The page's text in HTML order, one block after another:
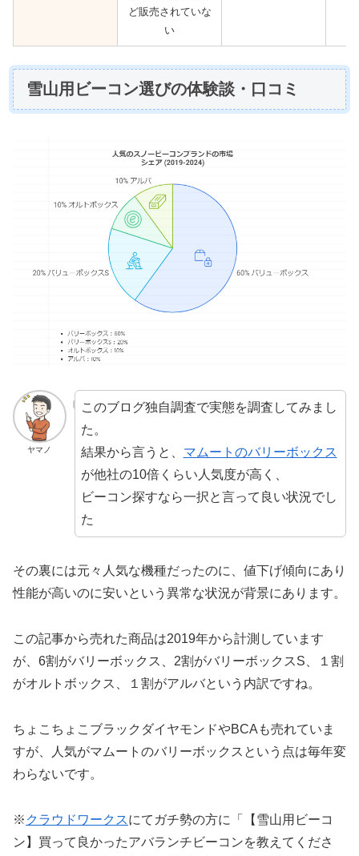
ど販売されていな
い
雪山用ビーコン選びの体験談・口コミ
ヤマノ
このブログ独自調査で実態を調査してみまし
た。
結果から言うと、 マムートのバリーボックス
が他社の10倍くらい人気度が高く、
ビーコン探すなら一択と言って良い状況でし
た
その裏には元々人気な機種だったのに、値下げ傾向にあり
性能が高いのに安いという異常な状況が背景にあります。
この記事から売れた商品は2019年から計測しています
が、6割がバリーボックス、2割がバリーボックスS、１割
がオルトボックス、１割がアルバという内訳ですね。
ちょこちょこブラックダイヤモンドやBCAも売れていま
すが、人気がマムートのバリーボックスという点は毎年変
わらないです。
※ クラウドワークスにてガチ勢の方に「【雪山用ビーコ
ン】買って良かったアバランチビーコンを教えてくださ